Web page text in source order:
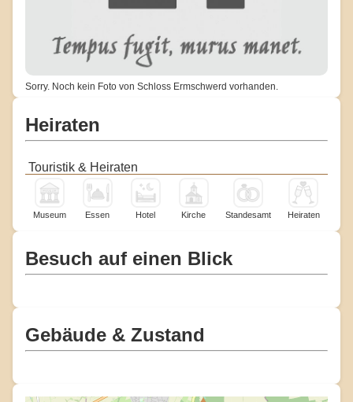
Sorry. Noch kein Foto von Schloss Ermschwerd vorhanden.
Heiraten
Touristik & Heiraten
Museum Essen Hotel Kirche Standesamt Heiraten
Besuch auf einen Blick
Gebäude & Zustand